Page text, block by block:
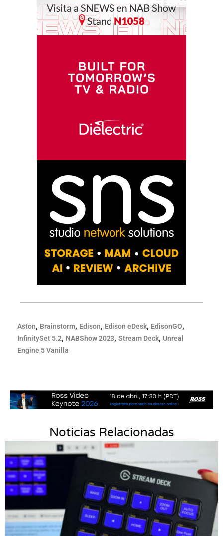
Aston, Brainstorm, Edison, Edison eDesk, EdisonGO,
InfinitySet 5.2, NABShow 2023, Stream Deck, Unreal
Engine 5 Vanilla
Noticias Relacionadas